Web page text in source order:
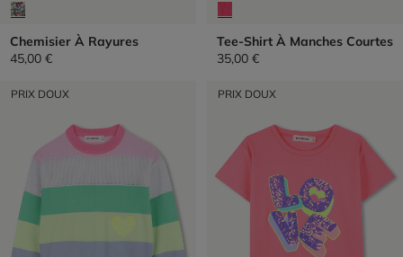
Chemisier À Rayures
45,00 €
Tee-Shirt À Manches Courtes
35,00 €
PRIX DOUX PRIX DOUX